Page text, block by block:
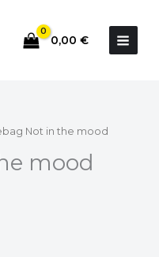
0,00 €
Not in the mood
mood